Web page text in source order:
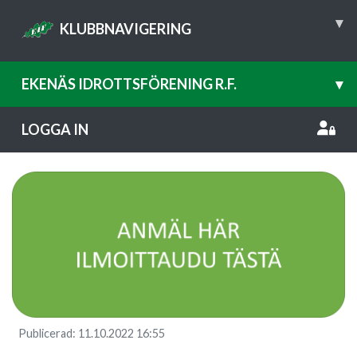
KLUBBNAVIGERING ▾
EKENÄS IDROTTSFÖRENING R.F. ▾
LOGGA IN
Publicerad: 11.10.2022 16:55